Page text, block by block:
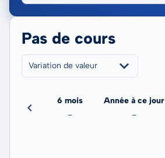
Pas de cours
Variation de valeur
6 mois
-
Année à ce jour
-